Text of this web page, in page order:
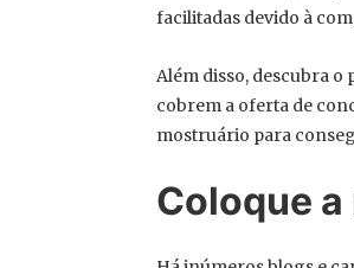
facilitadas devido à
Além disso, descubra o
cobrem a oferta de
mostruário para
Coloque a